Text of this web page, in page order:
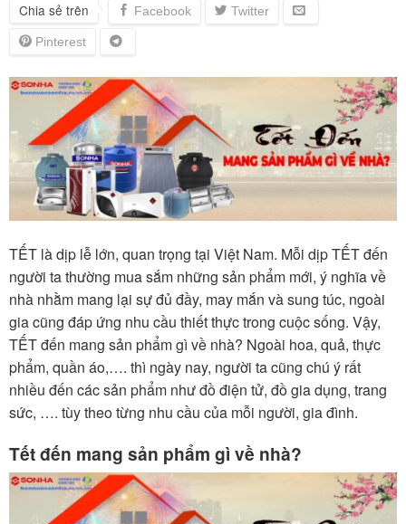
Chia sẻ trên
TẾT là dịp lễ lớn, quan trọng tại Việt Nam. Mỗi dịp TẾT đến
người ta thường mua sắm những sản phẩm mới, ý nghĩa về
nhà nhằm mang lại sự đủ đầy, may mắn và sung túc, ngoài
gia cũng đáp ứng nhu cầu thiết thực trong cuộc sống. Vậy,
TẾT đến mang sản phẩm gì về nhà? Ngoài hoa, quả, thực
phẩm, quần áo,…. thì ngày nay, người ta cũng chú ý rất
nhiều đến các sản phẩm như đồ điện tử, đồ gia dụng, trang
sức, …. tùy theo từng nhu cầu của mỗi người, gia đình.
Tết đến mang sản phẩm gì về nhà?